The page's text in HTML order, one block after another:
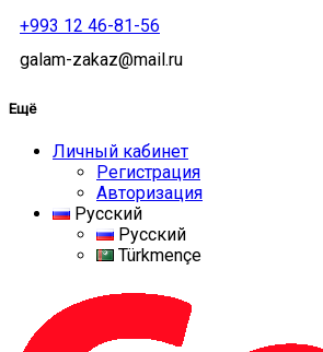
+993 12 46-81-56
galam-zakaz@mail.ru
Ещё
Личный кабинет
Регистрация
Авторизация
Русский
Русский
Türkmençe